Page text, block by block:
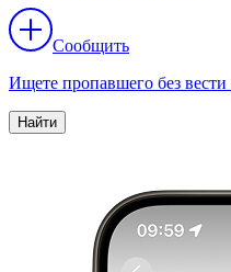
Сообщить
Ищете пропавшего без
Найти